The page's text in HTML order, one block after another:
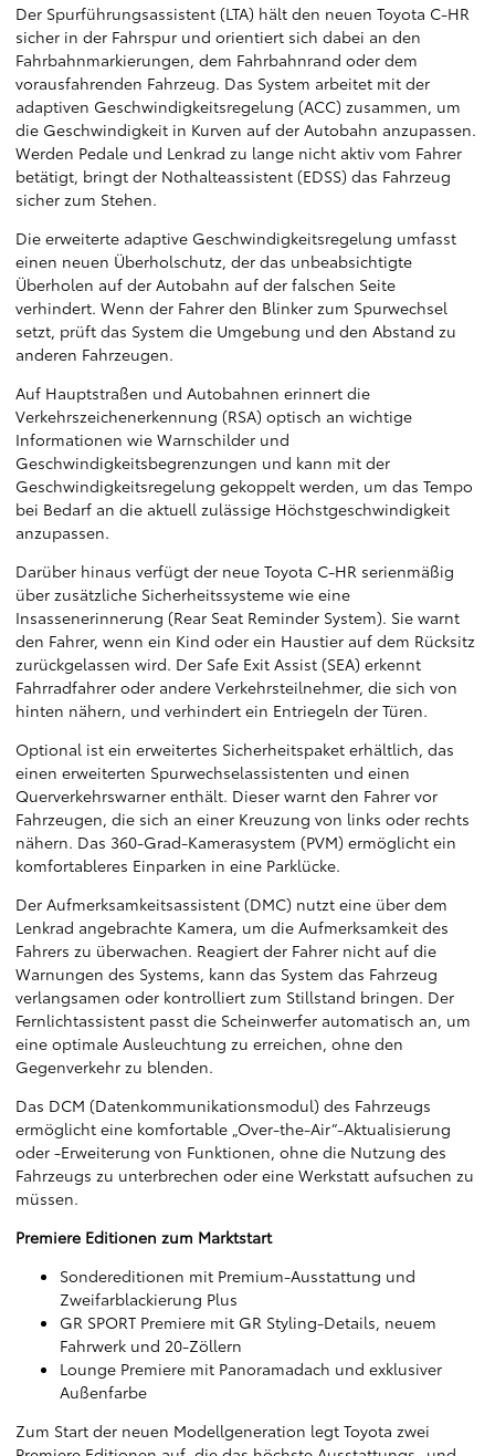
Der Spurführungsassistent (LTA) hält den neuen Toyota C-HR
sicher in der Fahrspur und orientiert sich dabei an den
Fahrbahnmarkierungen, dem Fahrbahnrand oder dem
vorausfahrenden Fahrzeug. Das System arbeitet mit der
adaptiven Geschwindigkeitsregelung (ACC) zusammen, um
die Geschwindigkeit in Kurven auf der Autobahn anzupassen.
Werden Pedale und Lenkrad zu lange nicht aktiv vom Fahrer
betätigt, bringt der Nothalteassistent (EDSS) das Fahrzeug
sicher zum Stehen.
Die erweiterte adaptive Geschwindigkeitsregelung umfasst
einen neuen Überholschutz, der das unbeabsichtigte
Überholen auf der Autobahn auf der falschen Seite
verhindert. Wenn der Fahrer den Blinker zum Spurwechsel
setzt, prüft das System die Umgebung und den Abstand zu
anderen Fahrzeugen.
Auf Hauptstraßen und Autobahnen erinnert die
Verkehrszeichenerkennung (RSA) optisch an wichtige
Informationen wie Warnschilder und
Geschwindigkeitsbegrenzungen und kann mit der
Geschwindigkeitsregelung gekoppelt werden, um das Tempo
bei Bedarf an die aktuell zulässige Höchstgeschwindigkeit
anzupassen.
Darüber hinaus verfügt der neue Toyota C-HR serienmäßig
über zusätzliche Sicherheitssysteme wie eine
Insassenerinnerung (Rear Seat Reminder System). Sie warnt
den Fahrer, wenn ein Kind oder ein Haustier auf dem Rücksitz
zurückgelassen wird. Der Safe Exit Assist (SEA) erkennt
Fahrradfahrer oder andere Verkehrsteilnehmer, die sich von
hinten nähern, und verhindert ein Entriegeln der Türen.
Optional ist ein erweitertes Sicherheitspaket erhältlich, das
einen erweiterten Spurwechselassistenten und einen
Querverkehrswarner enthält. Dieser warnt den Fahrer vor
Fahrzeugen, die sich an einer Kreuzung von links oder rechts
nähern. Das 360-Grad-Kamerasystem (PVM) ermöglicht ein
komfortableres Einparken in eine Parklücke.
Der Aufmerksamkeitsassistent (DMC) nutzt eine über dem
Lenkrad angebrachte Kamera, um die Aufmerksamkeit des
Fahrers zu überwachen. Reagiert der Fahrer nicht auf die
Warnungen des Systems, kann das System das Fahrzeug
verlangsamen oder kontrolliert zum Stillstand bringen. Der
Fernlichtassistent passt die Scheinwerfer automatisch an, um
eine optimale Ausleuchtung zu erreichen, ohne den
Gegenverkehr zu blenden.
Das DCM (Datenkommunikationsmodul) des Fahrzeugs
ermöglicht eine komfortable „Over-the-Air“-Aktualisierung
oder -Erweiterung von Funktionen, ohne die Nutzung des
Fahrzeugs zu unterbrechen oder eine Werkstatt aufsuchen zu
müssen.
Premiere Editionen zum Marktstart
Sondereditionen mit Premium-Ausstattung und
Zweifarblackierung Plus
GR SPORT Premiere mit GR Styling-Details, neuem
Fahrwerk und 20-Zöllern
Lounge Premiere mit Panoramadach und exklusiver
Außenfarbe
Zum Start der neuen Modellgeneration legt Toyota zwei